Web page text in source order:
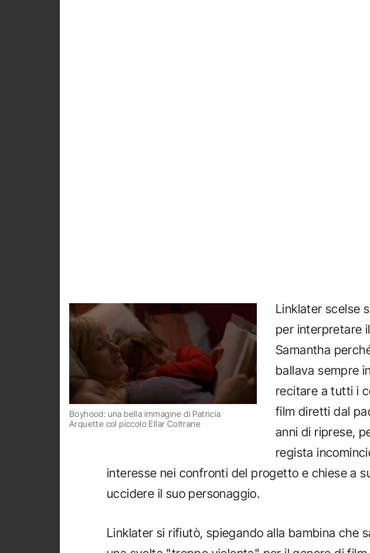
Boyhood: una bella immagine di Patricia
Arquette col piccolo Ellar Coltrane
Linklater scelse
per interpretare
Samantha
ballava sempre
recitare a tutti i
film diretti dal
anni di riprese,
regista
interesse nei confronti del progetto e chiese a
uccidere il suo personaggio.
Linklater si rifiutò, spiegando alla bambina che